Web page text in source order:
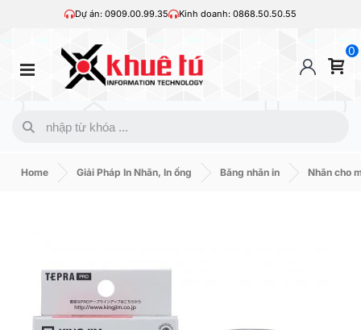
Dự án: 0909.00.99.35 Kinh doanh: 0868.50.50.55
0
Home Giải Pháp In Nhãn, In ống Băng nhãn in Nhãn cho